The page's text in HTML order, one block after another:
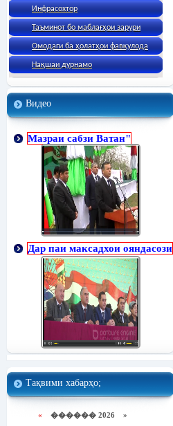
Инфрасохтор
Таъминот бо маблағҳои зарури
Омодаги ба ҳолатҳои фавқулода
Нақшаи дурнамо
Видео
Мазраи сабзи Ватан"
Дар паи максадхои ояндасози
Тақвими хабарҳо;
« ������ 2026 »